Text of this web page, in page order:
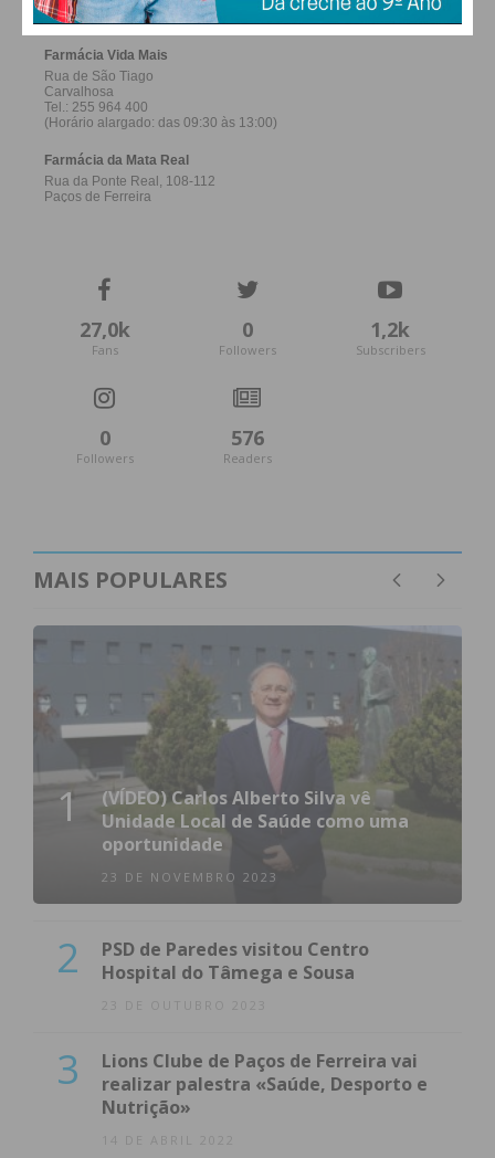
27,0k
Fans
0
Followers
1,2k
Subscribers
0
Followers
576
Readers
MAIS POPULARES
1
(VÍDEO) Carlos Alberto Silva vê
Unidade Local de Saúde como uma
oportunidade
23 DE NOVEMBRO 2023
2
PSD de Paredes visitou Centro
Hospital do Tâmega e Sousa
23 DE OUTUBRO 2023
3
Lions Clube de Paços de Ferreira vai
realizar palestra «Saúde, Desporto e
Nutrição»
14 DE ABRIL 2022